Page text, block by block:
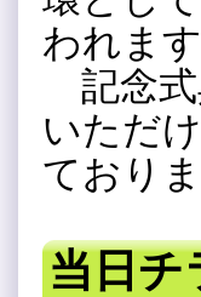
われます
記念式
いただ
ておりま
当日